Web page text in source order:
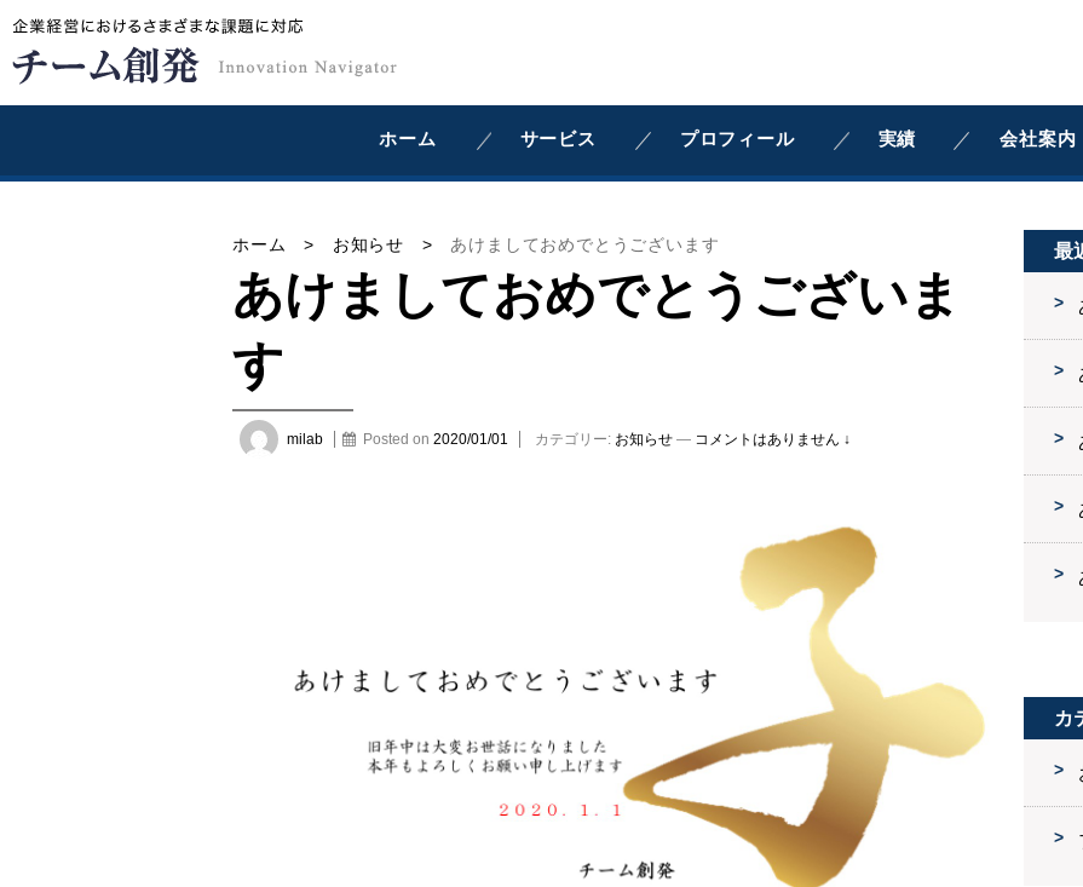
ホーム サービス プロフィール 実績 会社案内
ホーム > お知らせ > あけましておめでとうございます
あけましておめでとうございま
す
milab Posted on 2020/01/01 カテゴリー: お知らせ — コメントはありません ↓
最
カ